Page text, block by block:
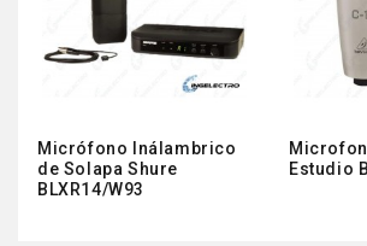
Micrófono Inálambrico
de Solapa Shure
BLXR14/W93
Estudio